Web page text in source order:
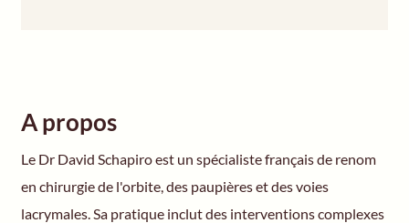
A propos
Le Dr David Schapiro est un spécialiste français de renom
en chirurgie de l'orbite, des paupières et des voies
lacrymales. Sa pratique inclut des interventions complexes